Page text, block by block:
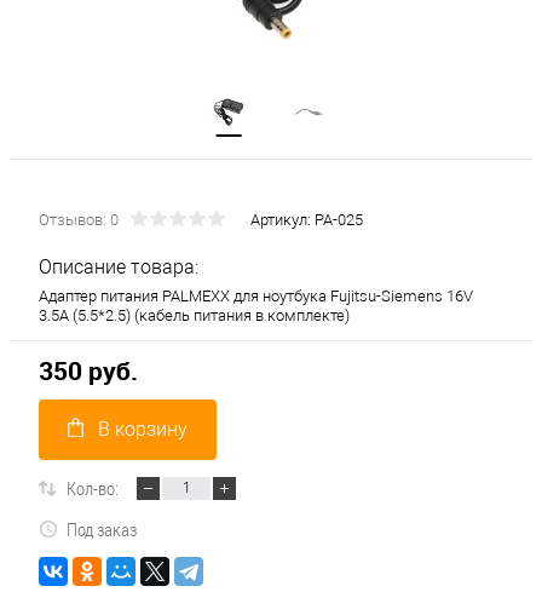
Отзывов: 0 Артикул: PA-025
Описание товара:
Адаптер питания PALMEXX для ноутбука Fujitsu-Siemens 16V
3.5A (5.5*2.5) (кабель питания в комплекте)
350 руб.
В корзину
Кол-во:
Под заказ